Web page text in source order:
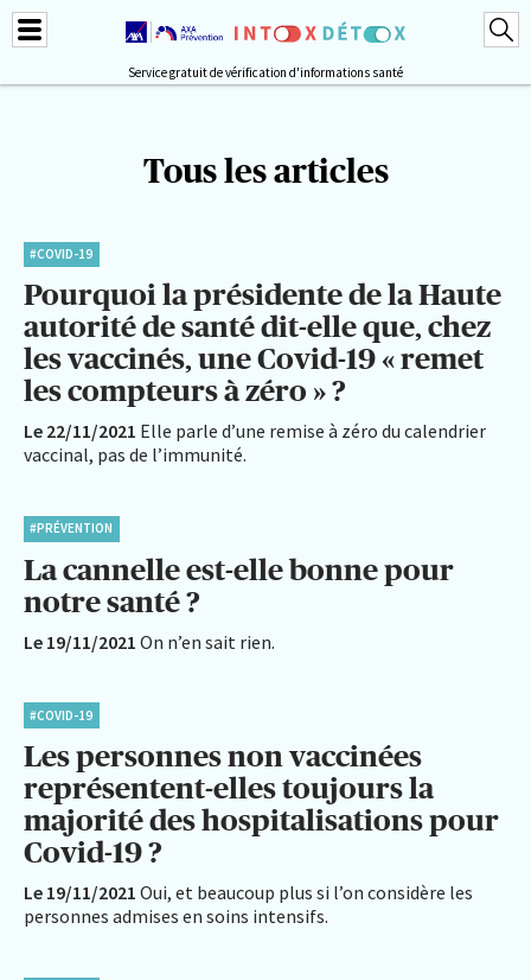
Service gratuit de vérification d'informations santé
Tous les articles
#COVID-19
Pourquoi la présidente de la Haute
autorité de santé dit-elle que, chez
les vaccinés, une Covid-19 « remet
les compteurs à zéro » ?
Le 22/11/2021 Elle parle d’une remise à zéro du calendrier
vaccinal, pas de l’immunité.
#PRÉVENTION
La cannelle est-elle bonne pour
notre santé ?
Le 19/11/2021 On n’en sait rien.
#COVID-19
Les personnes non vaccinées
représentent-elles toujours la
majorité des hospitalisations pour
Covid-19 ?
Le 19/11/2021 Oui, et beaucoup plus si l’on considère les
personnes admises en soins intensifs.